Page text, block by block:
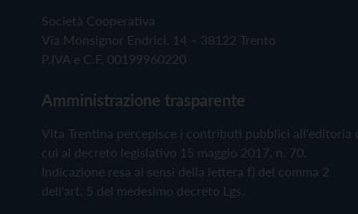
Società Cooperativa
Via Monsignor Endrici, 14 – 38122 Trento
P.IVA e C.F. 00199960220
Amministrazione trasparente
Vita Trentina percepisce i contributi pubblici all'editoria
cui al decreto legislativo 15 maggio 2017, n. 70.
Indicazione resa ai sensi della lettera f) del comma 2
dell'art. 5 del medesimo decreto Lgs.